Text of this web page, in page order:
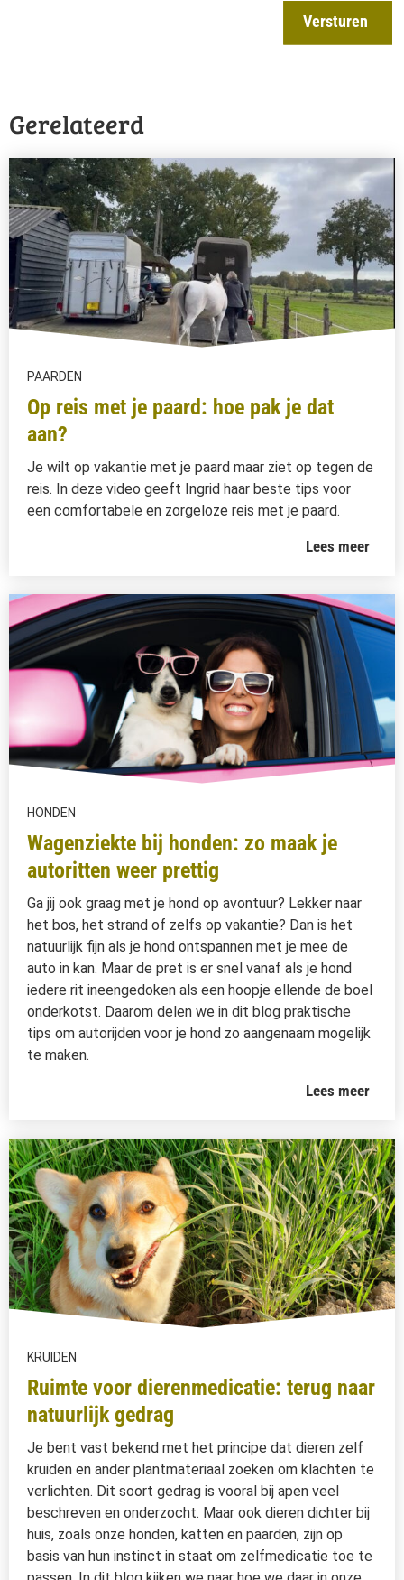
Versturen
Gerelateerd
PAARDEN
Op reis met je paard: hoe pak je dat
aan?
Je wilt op vakantie met je paard maar ziet op tegen de
reis. In deze video geeft Ingrid haar beste tips voor
een comfortabele en zorgeloze reis met je paard.
Lees meer
HONDEN
Wagenziekte bij honden: zo maak je
autoritten weer prettig
Ga jij ook graag met je hond op avontuur? Lekker naar
het bos, het strand of zelfs op vakantie? Dan is het
natuurlijk fijn als je hond ontspannen met je mee de
auto in kan. Maar de pret is er snel vanaf als je hond
iedere rit ineengedoken als een hoopje ellende de boel
onderkotst. Daarom delen we in dit blog praktische
tips om autorijden voor je hond zo aangenaam mogelijk
te maken.
Lees meer
KRUIDEN
Ruimte voor dierenmedicatie: terug naar
natuurlijk gedrag
Je bent vast bekend met het principe dat dieren zelf
kruiden en ander plantmateriaal zoeken om klachten te
verlichten. Dit soort gedrag is vooral bij apen veel
beschreven en onderzocht. Maar ook dieren dichter bij
huis, zoals onze honden, katten en paarden, zijn op
basis van hun instinct in staat om zelfmedicatie toe te